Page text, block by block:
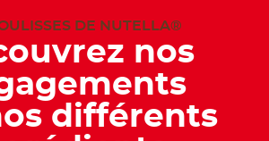
DE NUTELLA®
nos
différents